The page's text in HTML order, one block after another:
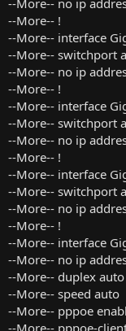
--More-- !
--More-- interface
--More-- switchport
--More-- no ip
--More-- !
--More-- interface
--More-- switchport
--More-- no ip
--More-- !
--More-- interface
--More-- switchport
--More-- no ip
--More-- !
--More-- interface
--More-- no ip
--More-- duplex auto
--More-- speed auto
--More-- pppoe
--More-- pppoe-